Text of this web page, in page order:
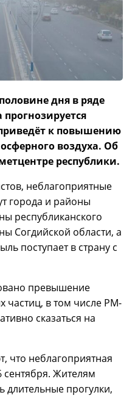
дня в ряде
к повышению
воздуха. Об
республики.
неблагоприятные
города и районы
республиканского
Согдийской области, а
поступает в страну с
превышение
в том числе PM-
сказаться на
что неблагоприятная
сентября. Жителям
длительные прогулки,